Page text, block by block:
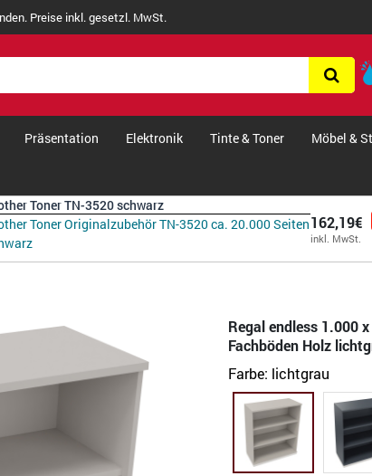
Preise inkl. gesetzl. MwSt.
Präsentation Elektronik Tinte & Toner Möbel &
Toner TN-3520 schwarz
Toner Originalzubehör TN-3520 ca. 20.000 Seiten162,19€
inkl. MwSt.
Regal endless 1.000
Fachböden Holz
Farbe: lichtgrau